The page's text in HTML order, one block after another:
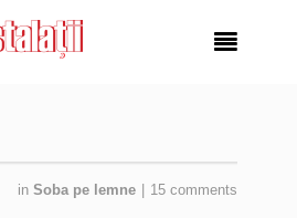

in Soba pe lemne 15 comments